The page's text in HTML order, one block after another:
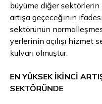
büyüme diğer
artışa geçeceğinin
sektörünün
yerlerinin açılışı hizmet
kulvarı olmuştur.
EN YÜKSEK İKİNCİ
SEKTÖRÜNDE